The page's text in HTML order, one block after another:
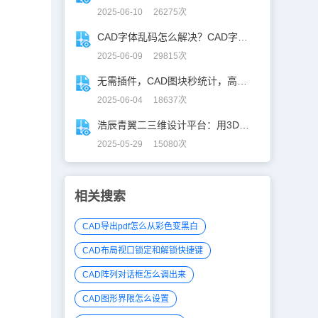
2025-06-10 26275次
2025-06-09 29815次
2025-06-04 18637次
2025-05-29 15080次
相关搜索
CAD导出pdf怎么从彩色变黑白
CAD布局视口锁定和解锁快捷键
CAD阵列对话框怎么调出来
CAD图形界限怎么设置